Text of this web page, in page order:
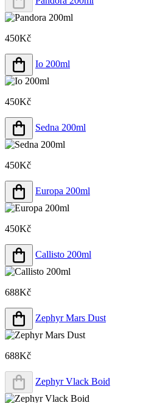
450Kč
Io 200ml
450Kč
Sedna 200ml
450Kč
Europa 200ml
450Kč
Callisto 200ml
688Kč
Zephyr Mars Dust
688Kč
Zephyr Vlack Boid